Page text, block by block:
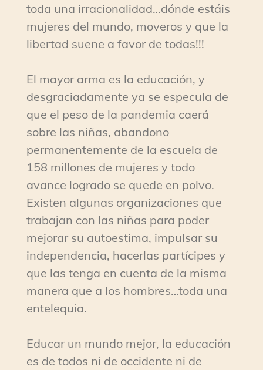
toda una irracionalidad…dónde estáis
mujeres del mundo, moveros y que la
libertad suene a favor de todas!!!
El mayor arma es la educación, y
desgraciadamente ya se especula de
que el peso de la pandemia caerá
sobre las niñas, abandono
permanentemente de la escuela de
158 millones de mujeres y todo
avance logrado se quede en polvo.
Existen algunas organizaciones que
trabajan con las niñas para poder
mejorar su autoestima, impulsar su
independencia, hacerlas partícipes y
que las tenga en cuenta de la misma
manera que a los hombres…toda una
entelequia.
Educar un mundo mejor, la educación
es de todos ni de occidente ni de